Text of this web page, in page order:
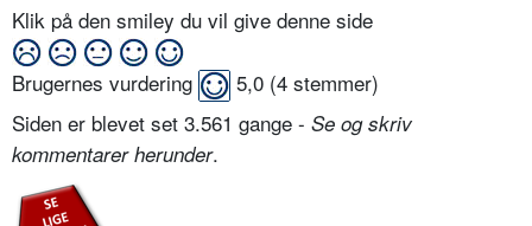
Klik på den smiley du vil give denne side
Brugernes vurdering 5,0 (4 stemmer)
Siden er blevet set 3.561 gange - Se og skriv
kommentarer herunder.